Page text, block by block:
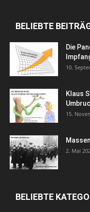
BELIEBTE
Die
10.
Klaus
15.
2. Mai
BELIEBTE